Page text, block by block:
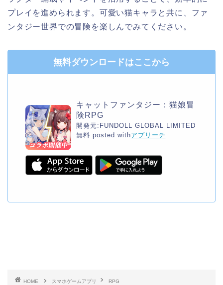
プレイを進められます。可愛い猫キャラと共に、ファ
ンタジー世界での冒険を楽しんでみてください。
無料ダウンロードはここから
キャットファンタジー：猫娘冒
険RPG
開発元: FUNDOLL GLOBAL LIMITED
無料 posted withアプリーチ
HOME スマホゲームアプリ
RPG